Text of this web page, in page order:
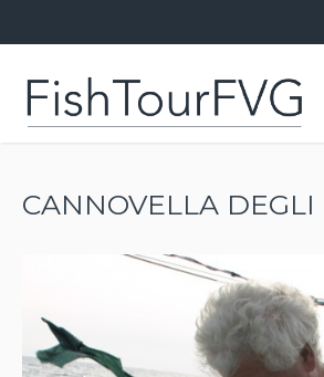
CANNOVELLA DEGLI